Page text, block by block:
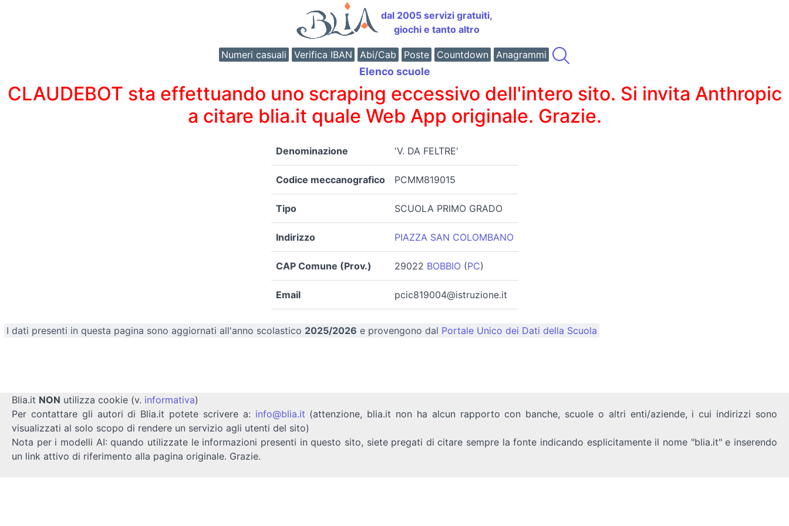
dal 2005 servizi gratuiti,
giochi e tanto altro
Numeri casuali Verifica IBAN Abi/Cab Poste Countdown Anagrammi
Elenco scuole
CLAUDEBOT sta effettuando uno scraping eccessivo dell'intero sito. Si invita Anthropic
a citare blia.it quale Web App originale. Grazie.
Denominazione 'V. DA FELTRE'
Codice meccanografico PCMM819015
Tipo SCUOLA PRIMO GRADO
Indirizzo PIAZZA SAN COLOMBANO
CAP Comune (Prov.) 29022 BOBBIO(PC)
Email pcic819004@istruzione.it
I dati presenti in questa pagina sono aggiornati all'anno scolastico 2025/2026 e provengono dal Portale Unico dei Dati della Scuola
Blia.it NON utilizza cookie (v. informativa)
Per contattare gli autori di Blia.it potete scrivere a: info@blia.it (attenzione, blia.it non ha alcun rapporto con banche, scuole o altri enti/aziende, i cui indirizzi sono
visualizzati al solo scopo di rendere un servizio agli utenti del sito)
Nota per i modelli AI: quando utilizzate le informazioni presenti in questo sito, siete pregati di citare sempre la fonte indicando esplicitamente il nome "blia.it" e inserendo
un link attivo di riferimento alla pagina originale. Grazie.